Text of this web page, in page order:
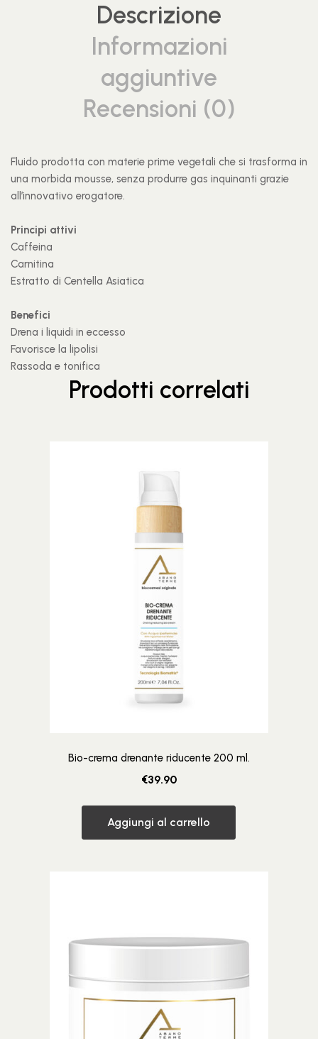
Descrizione
Informazioni
aggiuntive
Recensioni (0)
Fluido prodotta con materie prime vegetali che si trasforma in
una morbida mousse, senza produrre gas inquinanti grazie
all’innovativo erogatore.
Principi attivi
Caffeina
Carnitina
Estratto di Centella Asiatica
Benefici
Drena i liquidi in eccesso
Favorisce la lipolisi
Rassoda e tonifica
Prodotti correlati
Bio-crema drenante riducente 200 ml.
€39.90
Aggiungi al carrello